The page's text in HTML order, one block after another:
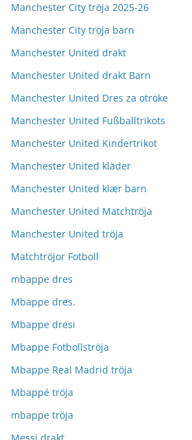
Manchester City tröja 2025-26
Manchester City tröja barn
Manchester United drakt
Manchester United drakt Barn
Manchester United Dres za otroke
Manchester United Fußballtrikots
Manchester United Kindertrikot
Manchester United kläder
Manchester United klær barn
Manchester United Matchtröja
Manchester United tröja
Matchtröjor Fotboll
mbappe dres
Mbappe dres.
Mbappe dresi
Mbappe Fotbollströja
Mbappe Real Madrid tröja
Mbappé tröja
mbappe tröja